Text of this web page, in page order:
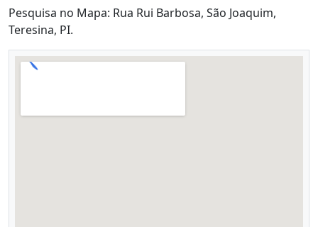
Pesquisa no Mapa: Rua Rui Barbosa, São Joaquim,
Teresina, PI.